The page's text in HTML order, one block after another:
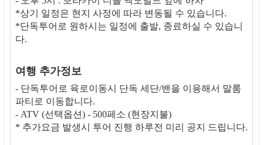
*상기 일정은 현지 사정에 따라 변동될 수 있습니다.
*단독투어로 원하시는 일정에 출발, 종료하실 수 있습니
다.
여행 추가정보
- 단독투어로 육로이동시 단독 세단/밴을 이용해서 말룸
파티로 이동합니다.
- ATV (선택옵션) - 500페소 (현장지불)
* 추가요금 발생시 투어 진행 하루전 미리 공지 드립니다.